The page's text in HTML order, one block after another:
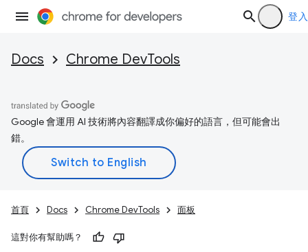
登入
Docs Chrome DevTools
Google 會運用 AI 技術將內容翻譯成你偏好的語言，但可能會出
錯。
首頁 Docs Chrome DevTools 面板
這對你有幫助嗎？